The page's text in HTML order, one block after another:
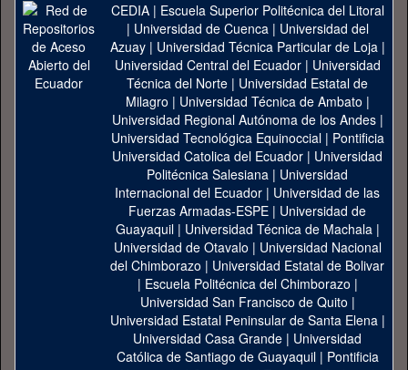
CEDIA| Escuela Superior Politécnica del Litoral
| Universidad de Cuenca| Universidad del
Azuay| Universidad Técnica Particular de Loja|
Universidad Central del Ecuador| Universidad
Técnica del Norte | Universidad Estatal de
Milagro | Universidad Técnica de Ambato |
Universidad Regional Autónoma de los Andes|
Universidad Tecnológica Equinoccial| Pontificia
Universidad Catolica del Ecuador | Universidad
Politécnica Salesiana | Universidad
Internacional del Ecuador | Universidad de las
Fuerzas Armadas-ESPE | Universidad de
Guayaquil| Universidad Técnica de Machala|
Universidad de Otavalo | Universidad Nacional
del Chimborazo | Universidad Estatal de Bolivar
| Escuela Politécnica del Chimborazo |
Universidad San Francisco de Quito |
Universidad Estatal Peninsular de Santa Elena|
Universidad Casa Grande | Universidad
Católica de Santiago de Guayaquil| Pontificia